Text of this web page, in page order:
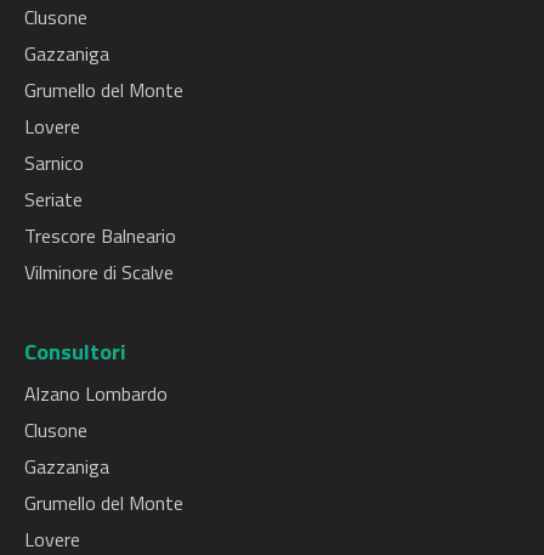
Clusone
Gazzaniga
Grumello del Monte
Lovere
Sarnico
Seriate
Trescore Balneario
Vilminore di Scalve
Consultori
Alzano Lombardo
Clusone
Gazzaniga
Grumello del Monte
Lovere